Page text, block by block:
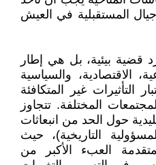
المستقبلية في العيش
قضية بيئية، بل هي إطار
الاقتصادية، والسياسية
التأثيرات غير المتكافئة
المختلفة. تتجاوز
حول الحد من انبعاثات
التاريخية)، حيث
العبء الأكبر من